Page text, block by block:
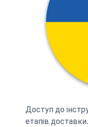
Доступ до
етапів доставки.